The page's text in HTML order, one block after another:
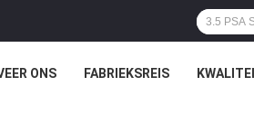
ONS FABRIEKSREIS